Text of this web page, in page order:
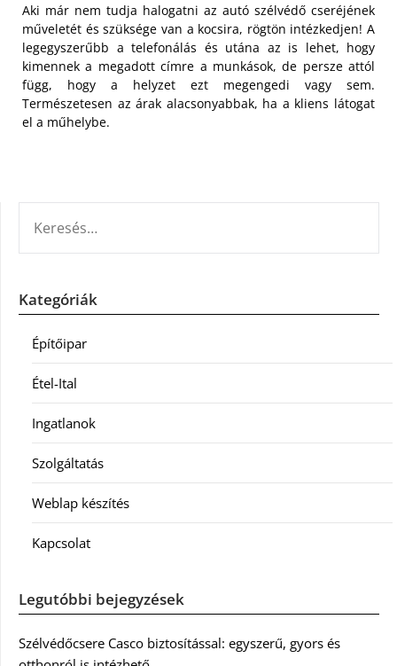
Aki már nem tudja halogatni az autó szélvédő cseréjének
műveletét és szüksége van a kocsira, rögtön intézkedjen! A
legegyszerűbb a telefonálás és utána az is lehet, hogy
kimennek a megadott címre a munkások, de persze attól
függ, hogy a helyzet ezt megengedi vagy sem.
Természetesen az árak alacsonyabbak, ha a kliens látogat
el a műhelybe.
Kategóriák
Építőipar
Étel-Ital
Ingatlanok
Szolgáltatás
Weblap készítés
Kapcsolat
Legutóbbi bejegyzések
Szélvédőcsere Casco biztosítással: egyszerű, gyors és